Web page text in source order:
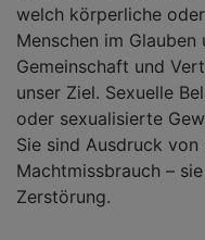
welch körperliche
Menschen im
Gemeinschaft und
unser Ziel. Sexuelle
oder sexualisierte
Sie sind Ausdruck
Machtmissbrauch –
Zerstörung.